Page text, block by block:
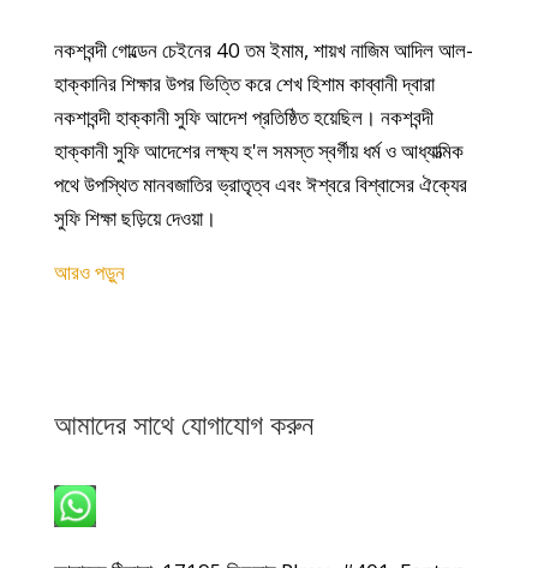
নকশবন্দী গোল্ডেন চেইনের 40 তম ইমাম, শায়খ নাজিম আদিল আল-
হাক্কানির শিক্ষার উপর ভিত্তি করে শেখ হিশাম কাব্বানী দ্বারা
নকশাবন্দী হাক্কানী সুফি আদেশ প্রতিষ্ঠিত হয়েছিল। নকশবন্দী
হাক্কানী সুফি আদেশের লক্ষ্য হ'ল সমস্ত স্বর্গীয় ধর্ম ও আধ্যাত্মিক
পথে উপস্থিত মানবজাতির ভ্রাতৃত্ব এবং ঈশ্বরে বিশ্বাসের ঐক্যের
সুফি শিক্ষা ছড়িয়ে দেওয়া।
আরও পড়ুন
আমাদের সাথে যোগাযোগ করুন
হোয়াটসঅ্যাপ: +1 240-499-5704